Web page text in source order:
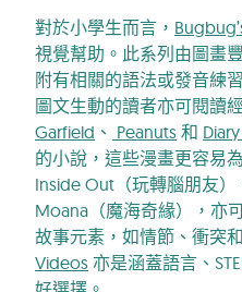
對於小學生而言，
視覺幫助。此系列由圖畫
附有相關的語法或發音練
圖文生動的讀者亦可閱讀
Garfield 、 Peanuts 和
的小說，這些漫畫更容易
Inside Out（玩轉腦朋友
Moana（魔海奇緣），亦
故事元素，如情節、衝突
Videos 亦是涵蓋語言、